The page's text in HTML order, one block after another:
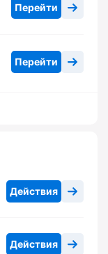
Перейти
Перейти
Действия
Действия